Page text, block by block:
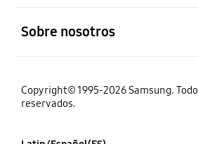
Sobre nosotros
Copyright© 1995-2026 Samsung.
reservados.